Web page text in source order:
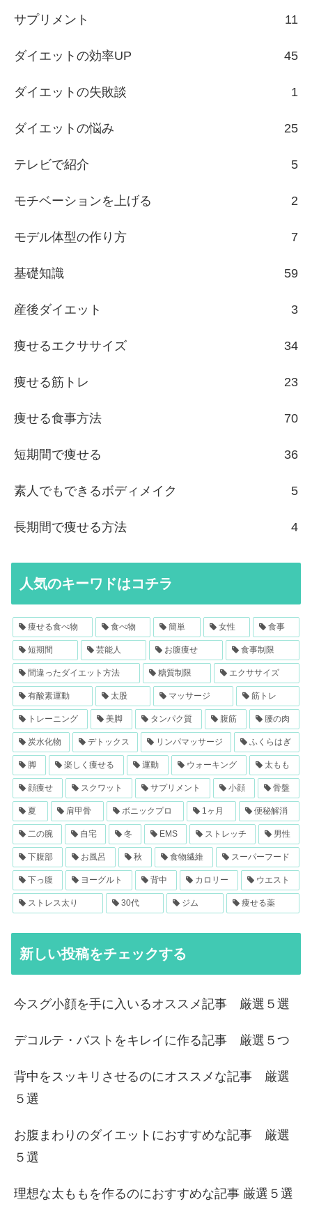
サプリメント 11
ダイエットの効率UP 45
ダイエットの失敗談 1
ダイエットの悩み 25
テレビで紹介 5
モチベーションを上げる 2
モデル体型の作り方 7
基礎知識 59
産後ダイエット 3
痩せるエクササイズ 34
痩せる筋トレ 23
痩せる食事方法 70
短期間で痩せる 36
素人でもできるボディメイク 5
長期間で痩せる方法 4
人気のキーワドはコチラ
痩せる食べ物 食べ物 簡単 女性 食事
短期間 芸能人 お腹痩せ 食事制限
間違ったダイエット方法 糖質制限 エクササイズ
有酸素運動 太股 マッサージ 筋トレ
トレーニング 美脚 タンパク質 腹筋 腰の肉
炭水化物 デトックス リンパマッサージ ふくらはぎ
脚 楽しく痩せる 運動 ウォーキング 太もも
顔痩せ スクワット サプリメント 小顔 骨盤
夏 肩甲骨 ボニックプロ 1ヶ月 便秘解消
二の腕 自宅 冬 EMS ストレッチ 男性
下腹部 お風呂 秋 食物繊維 スーパーフード
下っ腹 ヨーグルト 背中 カロリー ウエスト
ストレス太り 30代 ジム 痩せる薬
新しい投稿をチェックする
今スグ小顔を手に入いるオススメ記事 厳選５選
デコルテ・バストをキレイに作る記事 厳選５つ
背中をスッキリさせるのにオススメな記事 厳選
５選
お腹まわりのダイエットにおすすめな記事 厳選
５選
理想な太ももを作るのにおすすめな記事 厳選５選